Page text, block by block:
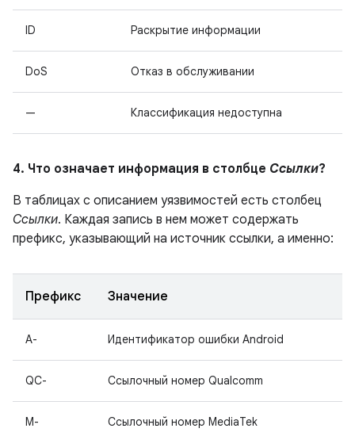
ID Раскрытие информации
DoS Отказ в обслуживании
— Классификация недоступна
4. Что означает информация в столбце Ссылки?
В таблицах с описанием уязвимостей есть столбец
Ссылки. Каждая запись в нем может содержать
префикс, указывающий на источник ссылки, а именно:
Префикс Значение
A- Идентификатор ошибки Android
QC- Ссылочный номер Qualcomm
M- Ссылочный номер MediaTek